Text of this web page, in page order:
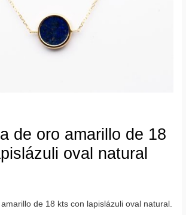
de oro amarillo de 18
oval natural
de 18 kts con lapislázuli oval natural.